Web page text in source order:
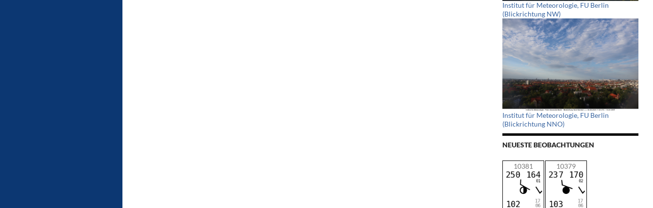
Institut für Meteorologie, FU Berlin
(Blickrichtung NW)
Institut für Meteorologie, FU Berlin
(Blickrichtung NNO)
NEUESTE BEOBACHTUNGEN
10381 10379